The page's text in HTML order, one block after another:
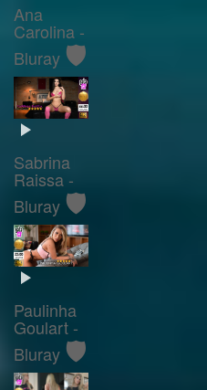
Ana
Carolina -
Bluray 🛡️
Sabrina
Raissa -
Bluray 🛡️
Paulinha
Goulart -
Bluray 🛡️